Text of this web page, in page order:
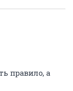
правило, а